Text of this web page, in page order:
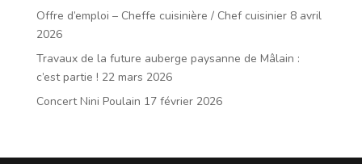
Offre d’emploi – Cheffe cuisinière / Chef cuisinier 8 avril
2026
Travaux de la future auberge paysanne de Mâlain :
c’est partie ! 22 mars 2026
Concert Nini Poulain 17 février 2026